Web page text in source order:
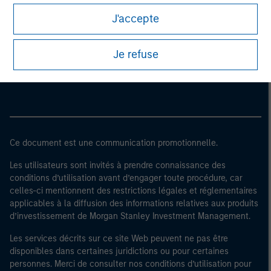
J'accepte
Je refuse
Morgan Stanley
Ce document est une communication promotionnelle.
Les utilisateurs sont invités à prendre connaissance des
conditions d’utilisation avant d’engager toute procédure, car
celles-ci mentionnent des restrictions légales et réglementaires
applicables à la diffusion des informations relatives aux produits
d’investissement de Morgan Stanley Investment Management.
Les services décrits sur ce site Web peuvent ne pas être
disponibles dans certaines juridictions ou pour certaines
personnes. Merci de consulter nos conditions d’utilisation pour